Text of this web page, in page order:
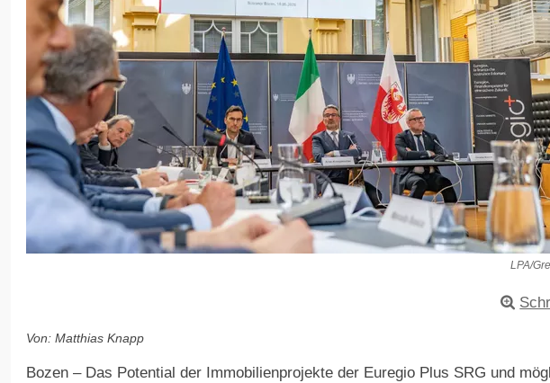
LPA/
Von: Matthias Knapp
Bozen – Das Potential der Immobilienprojekte der Euregio Plus SRG und